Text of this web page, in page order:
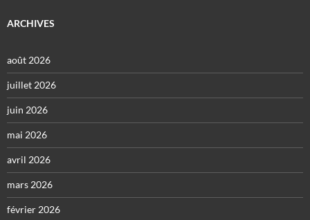
ARCHIVES
août 2026
juillet 2026
juin 2026
mai 2026
avril 2026
mars 2026
février 2026